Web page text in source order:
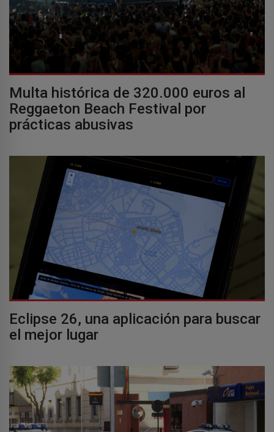
Multa histórica de 320.000 euros al
Reggaeton Beach Festival por
prácticas abusivas
Eclipse 26, una aplicación para buscar
el mejor lugar